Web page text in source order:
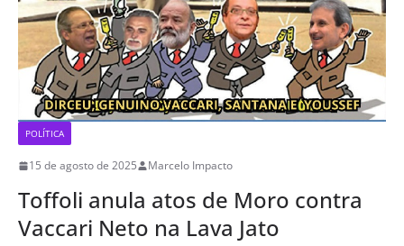
POLÍTICA
15 de agosto de 2025 Marcelo Impacto
Toffoli anula atos de Moro contra
Vaccari Neto na Lava Jato